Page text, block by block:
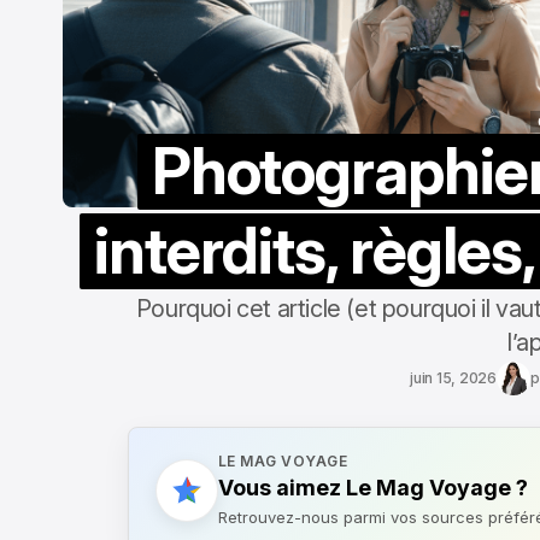
interdits,
Pourquoi cet article (et pourquoi il
juin 15, 2026
LE MAG VOYAGE
Vous aimez Le Mag Voyage ?
Retrouvez-nous parmi vos sources